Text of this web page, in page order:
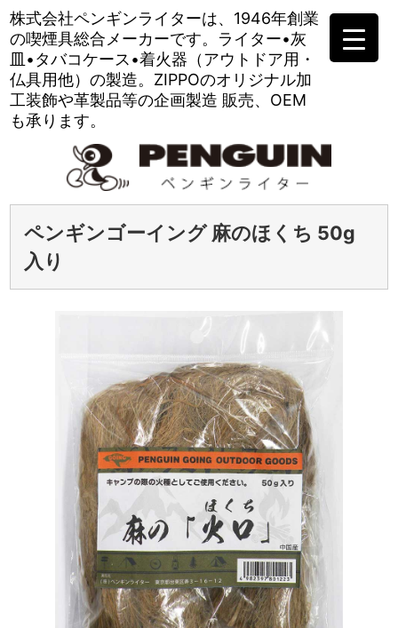
株式会社ペンギンライターは、 1946年創業
の喫煙具総合メーカーです。 ライター•灰
皿•タバコケース•着火器（アウトドア用・
仏具用他）の製造。 ZIPPOのオリジナル加
工装飾や革製品等の企画製造 販売、OEM
も承ります。
ペンギンゴーイング 麻のほくち 50g
入り